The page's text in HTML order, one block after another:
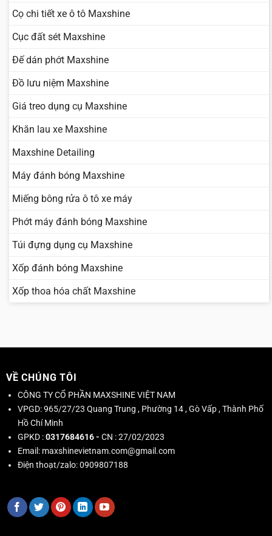
Cọ chi tiết xe ô tô Maxshine
Cục đất sét Maxshine
Đế dán phớt Maxshine
Đồ lưu niệm Maxshine
Giá treo dụng cụ Maxshine
Khăn lau xe Maxshine
Maxshine Detailing
Máy đánh bóng Maxshine
Miếng bông rửa ô tô xe máy
Phớt máy đánh bóng Maxshine
Túi đựng dụng cụ Maxshine
Xốp đánh bóng Maxshine
Xốp thoa hóa chất Maxshine
VỀ CHÚNG TÔI
CÔNG TY CỔ PHẦN MAXSHINE VIỆT NAM
VPGD:965/27/23 Quang Trung , Phường 14 , Gò Vấp , Thành Phố
Hồ Chí Minh
GPKD :0317684616 - CN : 27/02/2023
Email: maxshinevietnam.com@gmail.com
Điện thoạt/zalo:0909807188